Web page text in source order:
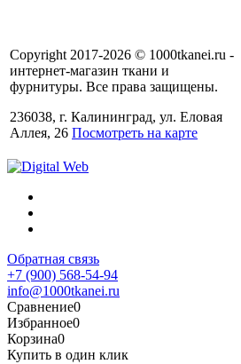
Copyright 2017-2026 © 1000tkanei.ru -
интернет-магазин ткани и
фурнитуры. Все права защищены.
236038, г. Калининград, ул. Еловая
Аллея, 26 Посмотреть на карте
Обратная связь
+7 (900) 568-54-94
info@1000tkanei.ru
Сравнение0
Избранное0
Корзина0
Купить в один клик